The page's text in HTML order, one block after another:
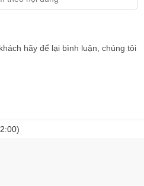
hãy để lại bình luận, chúng tôi